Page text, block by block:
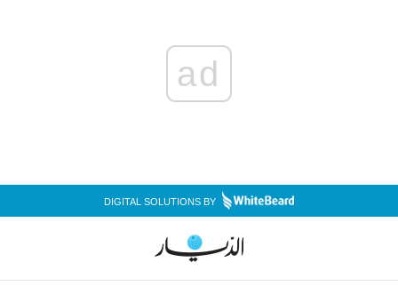
ad
DIGITAL SOLUTIONS BY